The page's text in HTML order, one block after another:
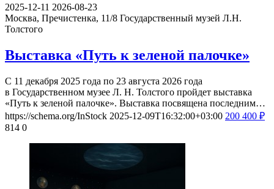
2025-12-11 2026-08-23
Москва, Пречистенка, 11/8 Государственный музей Л.Н.
Толстого
Выставка «Путь к зеленой палочке»
С 11 декабря 2025 года по 23 августа 2026 года
в Государственном музее Л. Н. Толстого пройдет выставка
«Путь к зеленой палочке». Выставка посвящена последним…
https://schema.org/InStock 2025-12-09T16:32:00+03:00 200 400 ₽
814 0